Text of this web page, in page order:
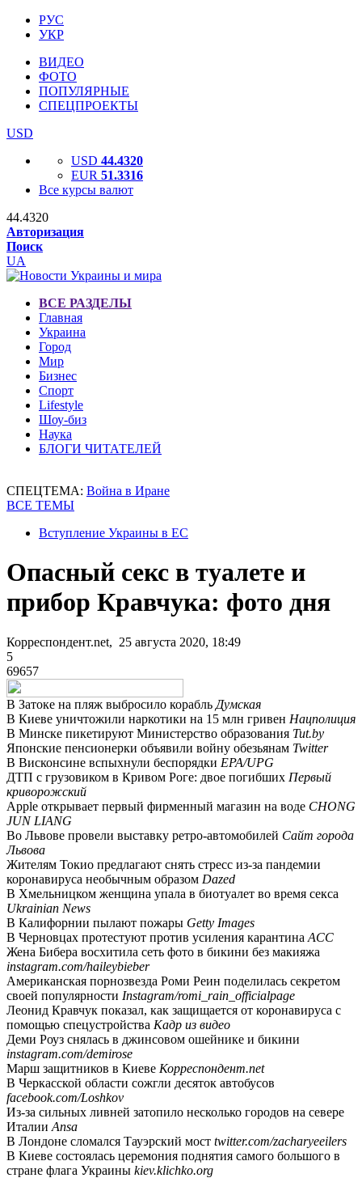
РУС
УКР
ВИДЕО
ФОТО
ПОПУЛЯРНЫЕ
СПЕЦПРОЕКТЫ
USD
USD 44.4320
EUR 51.3316
Все курсы валют
44.4320
Авторизация
Поиск
UA
ВСЕ РАЗДЕЛЫ
Главная
Украина
Город
Мир
Бизнес
Спорт
Lifestyle
Шоу-биз
Наука
БЛОГИ ЧИТАТЕЛЕЙ
СПЕЦТЕМА: Война в Иране
ВСЕ ТЕМЫ
Вступление Украины в ЕС
Опасный секс в туалете и
прибор Кравчука: фото дня
Корреспондент.net, 25 августа 2020, 18:49
5
69657
В Затоке на пляж выбросило корабль Думская
В Киеве уничтожили наркотики на 15 млн гривен Нацполиция
В Минске пикетируют Министерство образования Tut.by
Японские пенсионерки объявили войну обезьянам Twitter
В Висконсине вспыхнули беспорядки EPA/UPG
ДТП с грузовиком в Кривом Роге: двое погибших Первый
криворожский
Apple открывает первый фирменный магазин на воде CHONG
JUN LIANG
Во Львове провели выставку ретро-автомобилей Сайт города
Львова
Жителям Токио предлагают снять стресс из-за пандемии
коронавируса необычным образом Dazed
В Хмельницком женщина упала в биотуалет во время секса
Ukrainian News
В Калифорнии пылают пожары Getty Images
В Черновцах протестуют против усиления карантина АСС
Жена Бибера восхитила сеть фото в бикини без макияжа
instagram.com/haileybieber
Американская порнозвезда Роми Реин поделилась секретом
своей популярности Instagram/romi_rain_officialpage
Леонид Кравчук показал, как защищается от коронавируса с
помощью спецустройства Кадр из видео
Деми Роуз снялась в джинсовом ошейнике и бикини
instagram.com/demirose
Марш защитников в Киеве Корреспондент.net
В Черкасской области сожгли десяток автобусов
facebook.com/Loshkov
Из-за сильных ливней затопило несколько городов на севере
Италии Ansa
В Лондоне сломался Тауэрский мост twitter.com/zacharyeeilers
В Киеве состоялась церемония поднятия самого большого в
стране флага Украины kiev.klichko.org